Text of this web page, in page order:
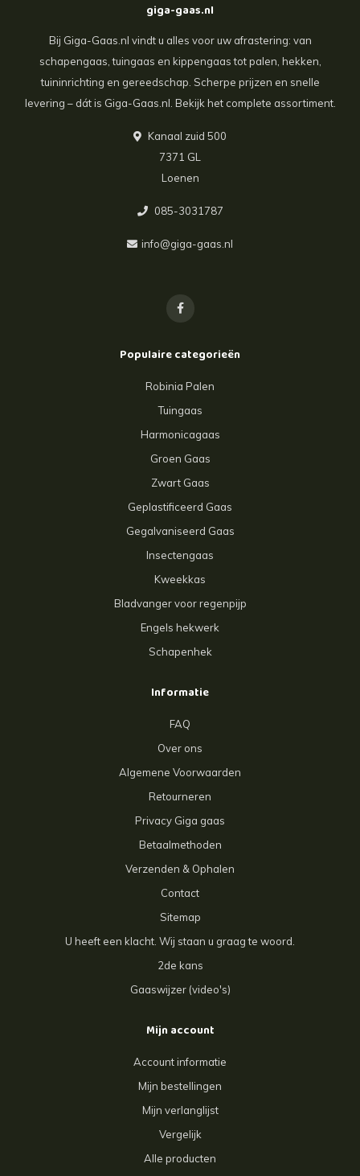
giga-gaas.nl
Bij Giga-Gaas.nl vindt u alles voor uw afrastering: van
schapengaas, tuingaas en kippengaas tot palen, hekken,
tuininrichting en gereedschap. Scherpe prijzen en snelle
levering – dát is Giga-Gaas.nl. Bekijk het complete assortiment.
Kanaal zuid 500
7371 GL
Loenen
085-3031787
info@giga-gaas.nl
Populaire categorieën
Robinia Palen
Tuingaas
Harmonicagaas
Groen Gaas
Zwart Gaas
Geplastificeerd Gaas
Gegalvaniseerd Gaas
Insectengaas
Kweekkas
Bladvanger voor regenpijp
Engels hekwerk
Schapenhek
Informatie
FAQ
Over ons
Algemene Voorwaarden
Retourneren
Privacy Giga gaas
Betaalmethoden
Verzenden & Ophalen
Contact
Sitemap
U heeft een klacht. Wij staan u graag te woord.
2de kans
Gaaswijzer (video's)
Mijn account
Account informatie
Mijn bestellingen
Mijn verlanglijst
Vergelijk
Alle producten